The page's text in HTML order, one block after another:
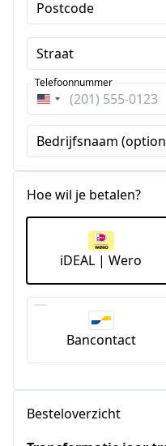
Postcode
Straat
Verenigde
Staten
+1
Telefoonnummer
Bedrijfsnaam
Hoe wil je betalen?
iDEAL | Wero
Bancontact
Besteloverzicht